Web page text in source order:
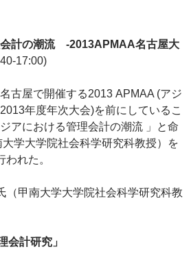
会計の潮流 ‐2013APMAA名古屋大
古屋で開催する2013 APMAA (アジ
年度年次大会)を前にしているこ
アにおける管理会計の潮流 」と命
学大学院社会科学研究科教授）を
れた。
甲南大学大学院社会科学研究科教
会計研究」